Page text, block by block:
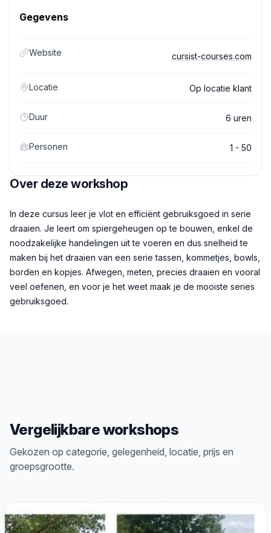
Gegevens
Website cursist-courses.com
Locatie Op locatie klant
Duur 6 uren
Personen 1 - 50
Over deze workshop
Beschrijving
In deze cursus leer je vlot en efficiënt gebruiksgoed in serie
draaien. Je leert om spiergeheugen op te bouwen, enkel de
noodzakelijke handelingen uit te voeren en dus snelheid te
maken bij het draaien van een serie tassen, kommetjes, bowls,
borden en kopjes. Afwegen, meten, precies draaien en vooral
veel oefenen, en voor je het weet maak je de mooiste series
gebruiksgoed.
Vergelijkbare workshops
Gekozen op categorie, gelegenheid, locatie, prijs en
groepsgrootte.